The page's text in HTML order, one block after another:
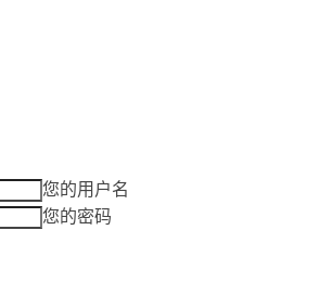
您的用户名
您的密码